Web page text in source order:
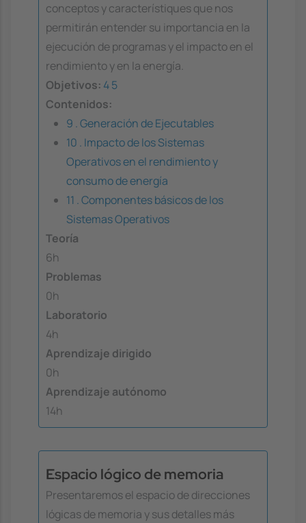
conceptos y característiques que nos
permitirán entender su importancia en la
ejecución de programas y el impacto en el
rendimiento y en la energía.
Objetivos: 45
Contenidos:
9 . Generación de Ejecutables
10 . Impacto de los Sistemas
Operativos en el rendimiento y
consumo de energía
11 . Componentes básicos de los
Sistemas Operativos
Teoría
6h
Problemas
0h
Laboratorio
4h
Aprendizaje dirigido
0h
Aprendizaje autónomo
14h
Espacio lógico de memoria
Presentaremos el espacio de direcciones
lógicas de memoria y sus detalles más